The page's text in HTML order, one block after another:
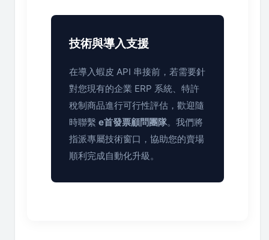
技術與導入支援
在導入蝦皮 API 串接前，若需要針
對您現有的企業 ERP 系統、特許
稅制商品進行可行性評估，歡迎隨
時聯繫 e首發票顧問團隊。我們將
指派專屬技術窗口，協助您的賣場
順利完成自動化升級。